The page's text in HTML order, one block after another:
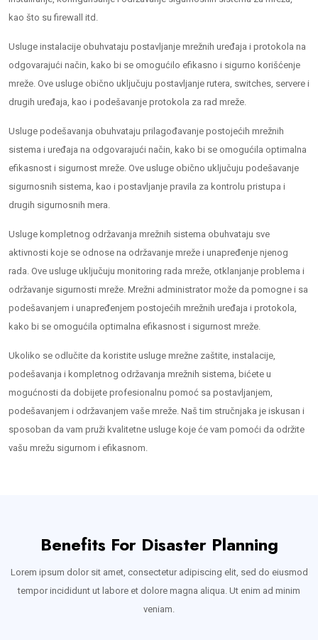
kao što su firewall itd.
Usluge instalacije obuhvataju postavljanje mrežnih uređaja i protokola na
odgovarajući način, kako bi se omogućilo efikasno i sigurno korišćenje
mreže. Ove usluge obično uključuju postavljanje rutera, switches, servere i
drugih uređaja, kao i podešavanje protokola za rad mreže.
Usluge podešavanja obuhvataju prilagođavanje postojećih mrežnih
sistema i uređaja na odgovarajući način, kako bi se omogućila optimalna
efikasnost i sigurnost mreže. Ove usluge obično uključuju podešavanje
sigurnosnih sistema, kao i postavljanje pravila za kontrolu pristupa i
drugih sigurnosnih mera.
Usluge kompletnog održavanja mrežnih sistema obuhvataju sve
aktivnosti koje se odnose na održavanje mreže i unapređenje njenog
rada. Ove usluge uključuju monitoring rada mreže, otklanjanje problema i
održavanje sigurnosti mreže. Mrežni administrator može da pomogne i sa
podešavanjem i unapređenjem postojećih mrežnih uređaja i protokola,
kako bi se omogućila optimalna efikasnost i sigurnost mreže.
Ukoliko se odlučite da koristite usluge mrežne zaštite, instalacije,
podešavanja i kompletnog održavanja mrežnih sistema, bićete u
mogućnosti da dobijete profesionalnu pomoć sa postavljanjem,
podešavanjem i održavanjem vaše mreže. Naš tim stručnjaka je iskusan i
sposoban da vam pruži kvalitetne usluge koje će vam pomoći da održite
vašu mrežu sigurnom i efikasnom.
Benefits For Disaster Planning
Lorem ipsum dolor sit amet, consectetur adipiscing elit, sed do eiusmod
tempor incididunt ut labore et dolore magna aliqua. Ut enim ad minim
veniam.